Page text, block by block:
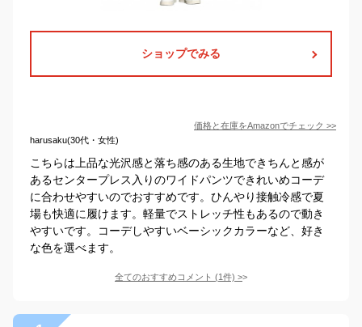
ショップでみる
価格と在庫をAmazonでチェック >>
harusaku(30代・女性)
こちらは上品な光沢感と落ち感のある生地できちんと感が
あるセンタープレス入りのワイドパンツできれいめコーデ
に合わせやすいのでおすすめです。ひんやり接触冷感で夏
場も快適に履けます。軽量でストレッチ性もあるので動き
やすいです。コーデしやすいベーシックカラーなど、好き
な色を選べます。
全てのおすすめコメント (1件) >